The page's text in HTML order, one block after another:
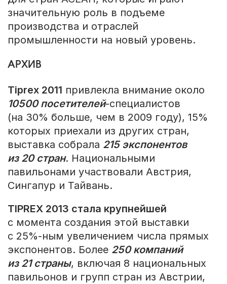
значительную роль в подъеме
производства и отраслей
промышленности на новый уровень.
АРХИВ
Tiprex 2011 привлекла внимание около
10500 посетителей-специалистов
(на 30% больше, чем в 2009 году), 15%
которых приехали из других стран,
выставка собрала 215 экспонентов
из 20 стран. Национальными
павильонами участвовали Австрия,
Сингапур и Тайвань.
TIPREX 2013 стала крупнейшей
с момента создания этой выставки
с 25%-ным увеличением числа прямых
экспонентов. Более 250 компаний
из 21 страны, включая 8 национальных
павильонов и групп стран из Австрии,